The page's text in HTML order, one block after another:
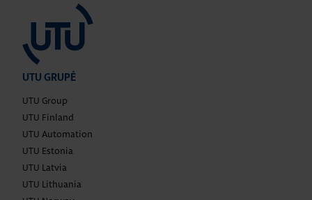
UTU GRUPĖ
UTU Group
UTU Finland
UTU Automation
UTU Estonia
UTU Latvia
UTU Lithuania